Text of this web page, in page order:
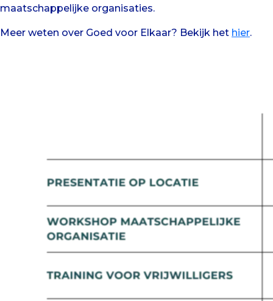
maatschappelijke organisaties.
Meer weten over Goed voor Elkaar? Bekijk het hier.